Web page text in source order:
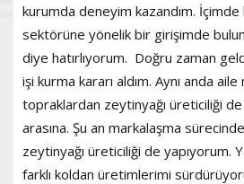
kurumda deneyim kazandım. İçimde
sektörüne yönelik bir girişimde
diye hatırlıyorum. Doğru zaman
işi kurma kararı aldım. Aynı anda aile
topraklardan zeytinyağı üreticiliği
arasına. Şu an markalaşma
zeytinyağı üreticiliği de yapıyorum.
farklı koldan üretimlerimi